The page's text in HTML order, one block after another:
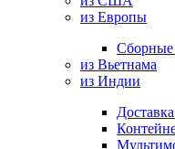
из Европы
Сборные
из Вьетнама
из Индии